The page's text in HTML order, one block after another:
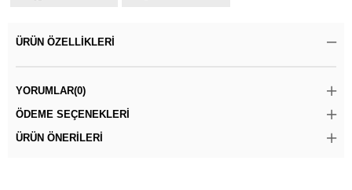
ÜRÜN ÖZELLIKLERI
YORUMLAR(0)
ÖDEME SEÇENEKLERI
ÜRÜN ÖNERILERI